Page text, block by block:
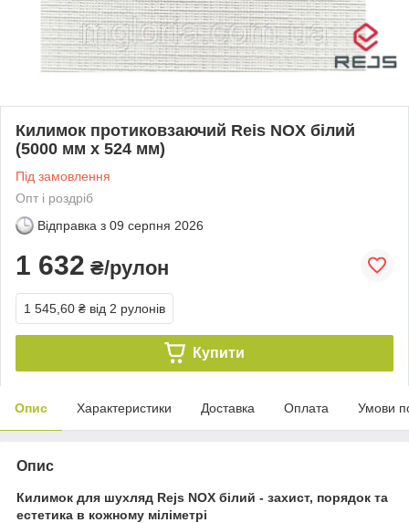
Килимок протиковзаючий Reis NOX білий
(5000 мм х 524 мм)
Під замовлення
Опт і роздріб
Відправка з 09 серпня 2026
1 632 ₴/рулон
1 545,60 ₴ від 2 рулонів
Купити
Опис Характеристики Доставка Оплата Умови
Опис
Килимок для шухляд Rejs NOX білий - захист, порядок та
естетика в кожному міліметрі